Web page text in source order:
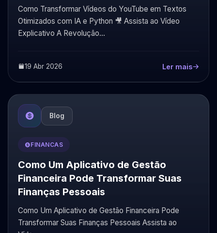
Como Transformar Vídeos do YouTube em Textos
Otimizados com IA e Python 🎥 Assista ao Vídeo
Explicativo A Revolução...
19 Abr 2026 Ler mais
Blog
FINANCAS
Como Um Aplicativo de Gestão
Financeira Pode Transformar Suas
Finanças Pessoais
Como Um Aplicativo de Gestão Financeira Pode
Transformar Suas Finanças Pessoais Assista ao